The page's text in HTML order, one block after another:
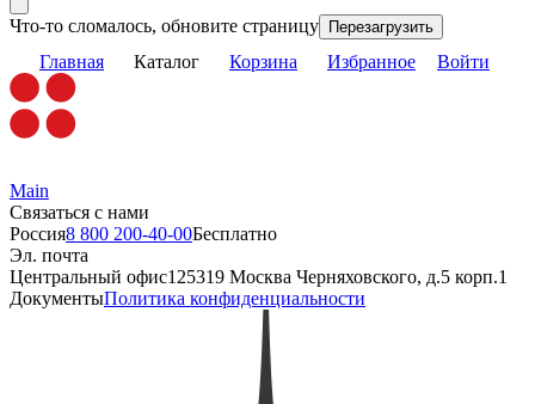
Что-то сломалось, обновите страницу Перезагрузить
Главная Каталог Корзина Избранное Войти
Main
Связаться с нами
Россия8 800 200-40-00Бесплатно
Эл. почта
Центральный офис125319 Москва Черняховского, д.5 корп.1
ДокументыПолитика конфиденциальности